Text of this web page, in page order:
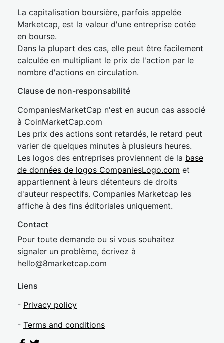
La capitalisation boursière, parfois appelée
Marketcap, est la valeur d'une entreprise cotée
en bourse.
Dans la plupart des cas, elle peut être facilement
calculée en multipliant le prix de l'action par le
nombre d'actions en circulation.
Clause de non-responsabilité
CompaniesMarketCap n'est en aucun cas associé
à CoinMarketCap.com
Les prix des actions sont retardés, le retard peut
varier de quelques minutes à plusieurs heures.
Les logos des entreprises proviennent de la base
de données de logos CompaniesLogo.com et
appartiennent à leurs détenteurs de droits
d'auteur respectifs. Companies Marketcap les
affiche à des fins éditoriales uniquement.
Contact
Pour toute demande ou si vous souhaitez
signaler un problème, écrivez à
hello@8marketcap.com
Liens
- Privacy policy
- Terms and conditions